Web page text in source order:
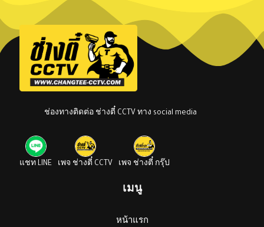
ช่องทางติดต่อ ช่างตี๋ CCTV ทาง social media
แชท LINE เพจ ช่างตี๋ CCTV เพจ ช่างตี๋ กรุ๊ป
เมนู
หน้าแรก